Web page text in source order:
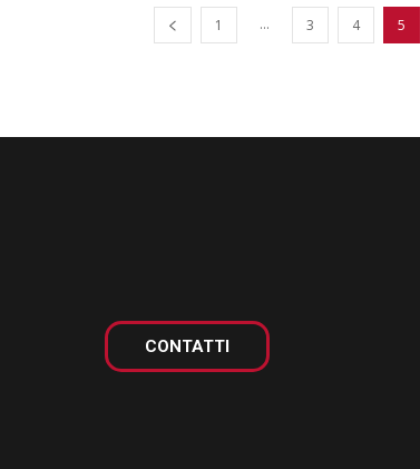
1 ... 3 4 5
CONTATTI